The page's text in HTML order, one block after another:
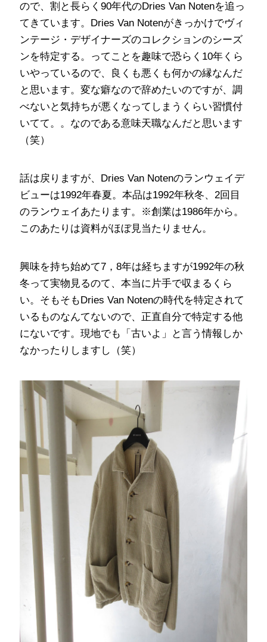
ので、割と長らく90年代のDries Van Notenを追っ
てきています。Dries Van Notenがきっかけでヴィ
ンテージ・デザイナーズのコレクションのシーズ
ンを特定する。ってことを趣味で恐らく10年くら
いやっているので、良くも悪くも何かの縁なんだ
と思います。変な癖なので辞めたいのですが、調
べないと気持ちが悪くなってしまうくらい習慣付
いてて。。なのである意味天職なんだと思います
（笑）
話は戻りますが、Dries Van Notenのランウェイデ
ビューは1992年春夏。本品は1992年秋冬、2回目
のランウェイあたります。※創業は1986年から。
このあたりは資料がほぼ見当たりません。
興味を持ち始めて7，8年は経ちますが1992年の秋
冬って実物見るのて、本当に片手で収まるくら
い。そもそもDries Van Notenの時代を特定されて
いるものなんてないので、正直自分で特定する他
にないです。現地でも「古いよ」と言う情報しか
なかったりしますし（笑）